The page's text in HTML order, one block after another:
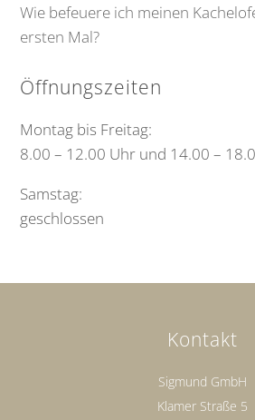
Wie befeuere ich meinen
ersten Mal?
Öffnungszeiten
Montag bis Freitag:
8.00 – 12.00 Uhr und 14.00 –
Samstag:
geschlossen
Kontakt
Sigmund GmbH
Klamer Straße 5